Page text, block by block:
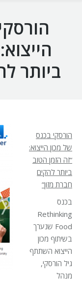
ביותר
הורסקי בכנס
של מכון הייצוא:
“זה הזמן הטוב
ביותר להקים
חברת מזון”
בכנס
Rethinking
Food שנערך
בשיתוף מכון
הייצוא השתתף
גיל הורסקי,
מנהל